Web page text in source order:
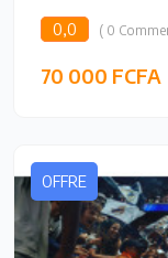
0,0 ( 0
70 000 FCFA
OFFRE